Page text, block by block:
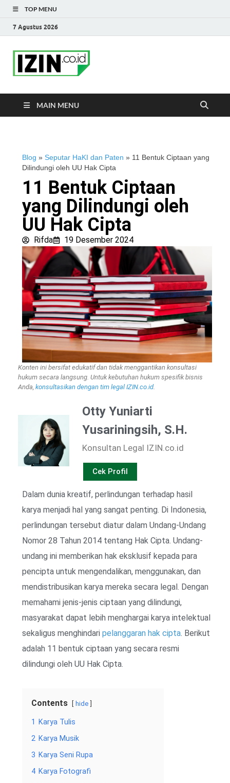
TOP MENU
7 Agustus 2026
MAIN MENU
Blog » Seputar HaKI dan Paten » 11 Bentuk Ciptaan yang
Dilindungi oleh UU Hak Cipta
11 Bentuk Ciptaan
yang Dilindungi oleh
UU Hak Cipta
Rifda 19 Desember 2024
Konten ini bersifat edukatif dan tidak menggantikan konsultasi
hukum secara langsung. Untuk kebutuhan hukum spesifik bisnis
Anda, konsultasikan dengan tim legal IZIN.co.id.
Otty Yuniarti
Yusariningsih, S.H.
Konsultan Legal IZIN.co.id
Cek Profil
Dalam dunia kreatif, perlindungan terhadap hasil
karya menjadi hal yang sangat penting. Di Indonesia,
perlindungan tersebut diatur dalam Undang-Undang
Nomor 28 Tahun 2014 tentang Hak Cipta. Undang-
undang ini memberikan hak eksklusif kepada para
pencipta untuk mengendalikan, menggunakan, dan
mendistribusikan karya mereka secara legal. Dengan
memahami jenis-jenis ciptaan yang dilindungi,
masyarakat dapat lebih menghargai karya intelektual
sekaligus menghindari pelanggaran hak cipta. Berikut
adalah 11 bentuk ciptaan yang secara resmi
dilindungi oleh UU Hak Cipta.
Contents hide
1
Karya Tulis
2 Karya Musik
3 Karya Seni Rupa
4 Karya Fotografi